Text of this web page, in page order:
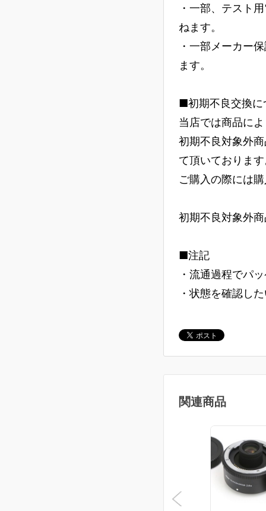
・一部、テスト
ねます。
・一部メーカー
ます。
■初期不良交換に
当店では商品に
初期不良対象外
て頂いておりま
ご購入の際には
初期不良対象外
■注記
・流通過程でパ
・状態を確認し
関連商品